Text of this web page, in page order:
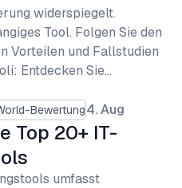
widerspiegelt.
Tool. Folgen Sie den
Vorteilen und Fallstudien
Entdecken Sie…
Bewertung4. Aug
Top 20+ IT-
umfasst